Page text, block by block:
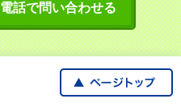
電話で問い合わせる